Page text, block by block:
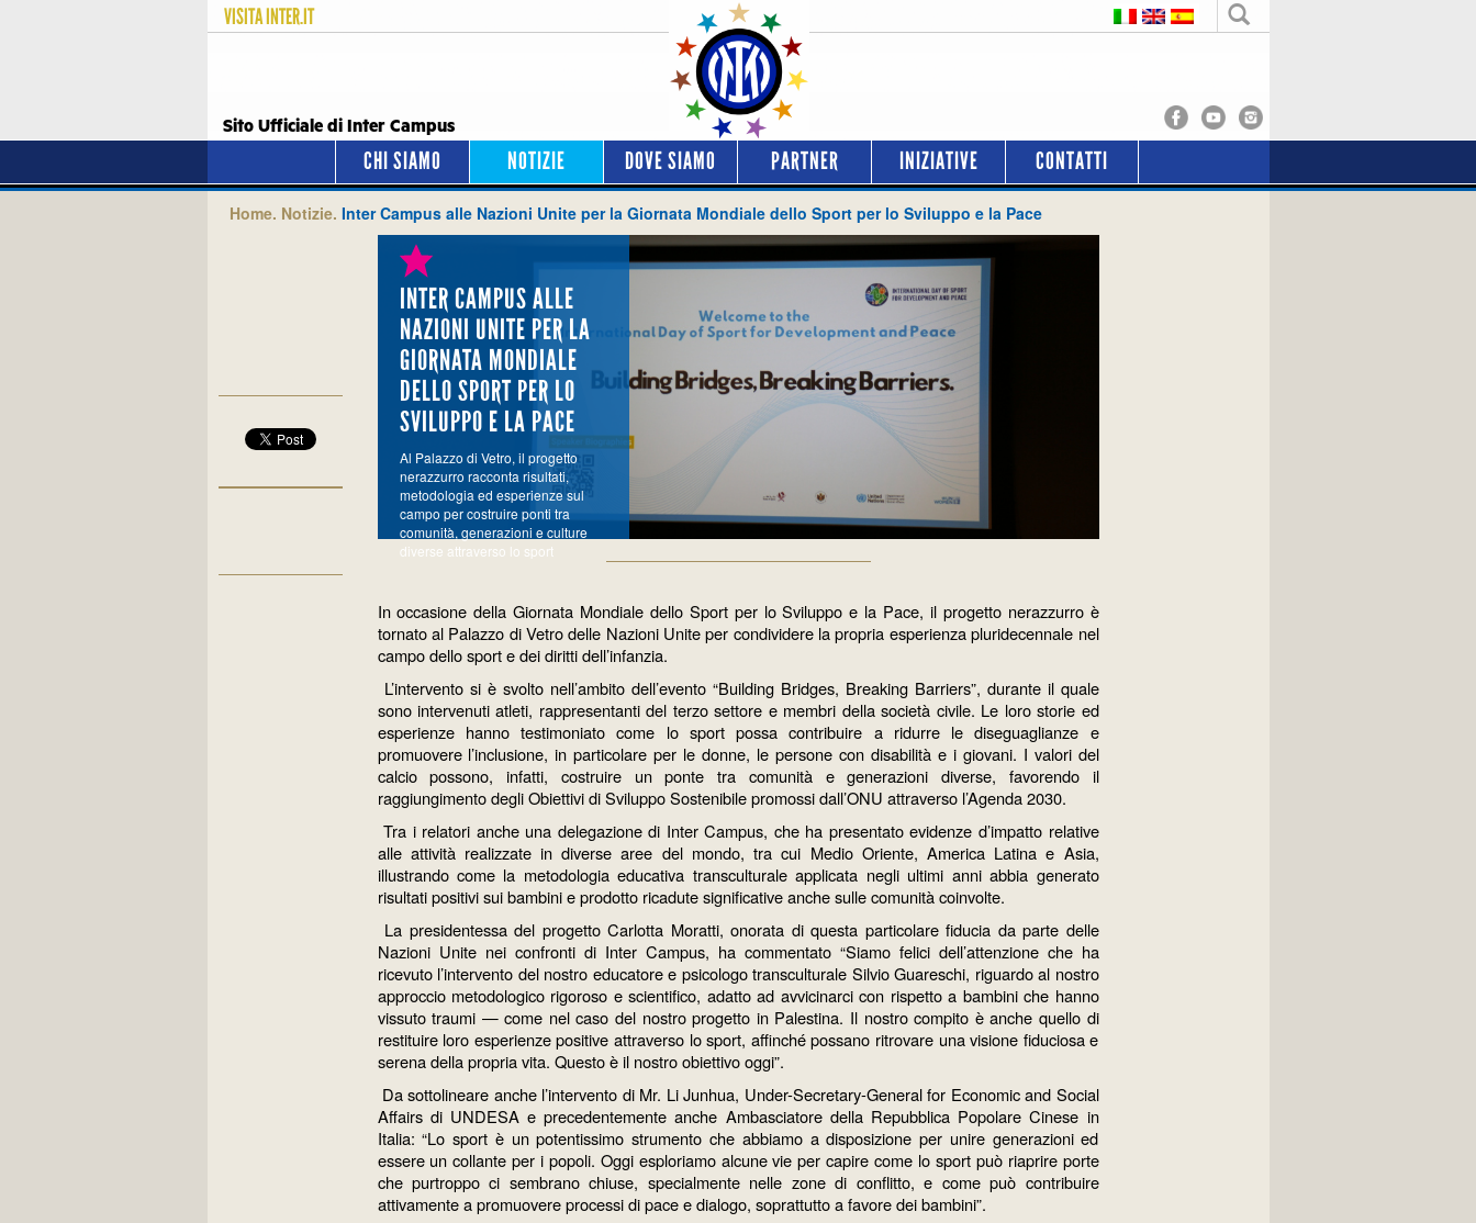
VISITAINTER.IT
Sito Ufficiale di Inter Campus
CHI SIAMO NOTIZIE DOVE SIAMO PARTNER INIZIATIVE CONTATTI
Home. Notizie. Inter Campus alle Nazioni Unite per la Giornata Mondiale dello Sport per lo Sviluppo e la Pace
INTER CAMPUS ALLE
NAZIONI UNITE PER LA
GIORNATA MONDIALE
DELLO SPORT PER LO
SVILUPPO E LA PACE
Al Palazzo di Vetro, il progetto
nerazzurro racconta risultati,
metodologia ed esperienze sul
campo per costruire ponti tra
comunità, generazioni e culture
diverse attraverso lo sport
In occasione della Giornata Mondiale dello Sport per lo Sviluppo e la Pace, il progetto nerazzurro è
tornato al Palazzo di Vetro delle Nazioni Unite per condividere la propria esperienza pluridecennale nel
campo dello sport e dei diritti dell’infanzia.
L’intervento si è svolto nell’ambito dell’evento “Building Bridges, Breaking Barriers”, durante il quale
sono intervenuti atleti, rappresentanti del terzo settore e membri della società civile. Le loro storie ed
esperienze hanno testimoniato come lo sport possa contribuire a ridurre le diseguaglianze e
promuovere l’inclusione, in particolare per le donne, le persone con disabilità e i giovani. I valori del
calcio possono, infatti, costruire un ponte tra comunità e generazioni diverse, favorendo il
raggiungimento degli Obiettivi di Sviluppo Sostenibile promossi dall’ONU attraverso l’Agenda 2030.
Tra i relatori anche una delegazione di Inter Campus, che ha presentato evidenze d’impatto relative
alle attività realizzate in diverse aree del mondo, tra cui Medio Oriente, America Latina e Asia,
illustrando come la metodologia educativa transculturale applicata negli ultimi anni abbia generato
risultati positivi sui bambini e prodotto ricadute significative anche sulle comunità coinvolte.
La presidentessa del progetto Carlotta Moratti, onorata di questa particolare fiducia da parte delle
Nazioni Unite nei confronti di Inter Campus, ha commentato “Siamo felici dell’attenzione che ha
ricevuto l’intervento del nostro educatore e psicologo transculturale Silvio Guareschi, riguardo al nostro
approccio metodologico rigoroso e scientifico, adatto ad avvicinarci con rispetto a bambini che hanno
vissuto traumi — come nel caso del nostro progetto in Palestina. Il nostro compito è anche quello di
restituire loro esperienze positive attraverso lo sport, affinché possano ritrovare una visione fiduciosa e
serena della propria vita. Questo è il nostro obiettivo oggi”.
Da sottolineare anche l’intervento di Mr. Li Junhua, Under-Secretary-General for Economic and Social
Affairs di UNDESA e precedentemente anche Ambasciatore della Repubblica Popolare Cinese in
Italia: “Lo sport è un potentissimo strumento che abbiamo a disposizione per unire generazioni ed
essere un collante per i popoli. Oggi esploriamo alcune vie per capire come lo sport può riaprire porte
che purtroppo ci sembrano chiuse, specialmente nelle zone di conflitto, e come può contribuire
attivamente a promuovere processi di pace e dialogo, soprattutto a favore dei bambini”.